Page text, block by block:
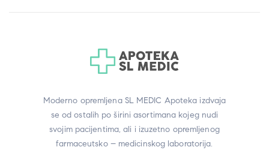
Moderno opremljena SL MEDIC Apoteka izdvaja
se od ostalih po širini asortimana kojeg nudi
svojim pacijentima, ali i izuzetno opremljenog
farmaceutsko – medicinskog laboratorija.